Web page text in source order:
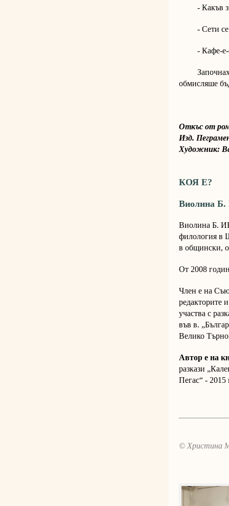
- Какъв
- Сети се!
- Кафе-е-е-
Започнаха
обмисляше
Откъс от
Изд.
Художник:
КОЯ Е?
Виолина Б.
Виолина Б.
филология в
в общински,
От 2008
Член е на
редакторите
участва с
във в.
Велико
Автор е на
разкази
Пегас“ - 2015
© Христина